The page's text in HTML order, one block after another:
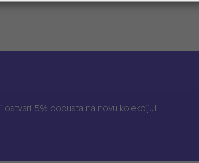
i ostvari 5% popusta na novu kolekciju!